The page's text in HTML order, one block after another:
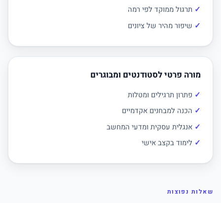
תרגול ממוקד לפי רמה
שיפור מהיר של ציונים
מורה פרטי לסטודנטים ומבוגרים
פתרון תרגילים ומטלות
הכנה למבחנים אקדמיים
אנגלית עסקית ומדעי המחשב
לימוד בקצב אישי
שאלות נפוצות